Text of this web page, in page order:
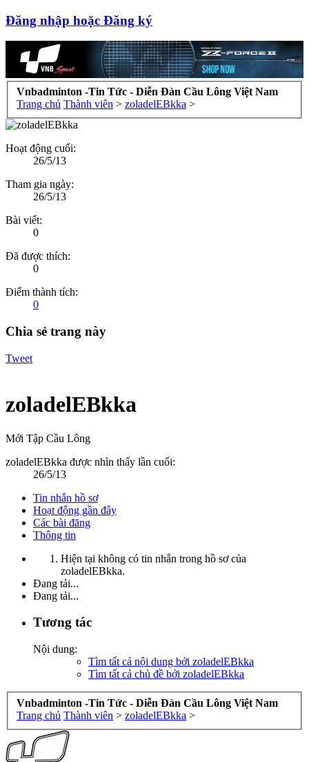
Đăng nhập hoặc Đăng ký
Vnbadminton -Tin Tức - Diễn Đàn Cầu Lông Việt Nam
Trang chủ Thành viên > zoladelEBkka >
Hoạt động cuối:
26/5/13
Tham gia ngày:
26/5/13
Bài viết:
0
Đã được thích:
0
Điểm thành tích:
0
Chia sẻ trang này
Tweet
zoladelEBkka
Mới Tập Cầu Lông
zoladelEBkka được nhìn thấy lần cuối:
26/5/13
Tin nhắn hồ sơ
Hoạt động gần đây
Các bài đăng
Thông tin
Hiện tại không có tin nhắn trong hồ sơ của
zoladelEBkka.
Đang tải...
Đang tải...
Tương tác
Nội dung:
Tìm tất cả nội dung bởi zoladelEBkka
Tìm tất cả chủ đề bởi zoladelEBkka
Vnbadminton -Tin Tức - Diễn Đàn Cầu Lông Việt Nam
Trang chủ Thành viên > zoladelEBkka >